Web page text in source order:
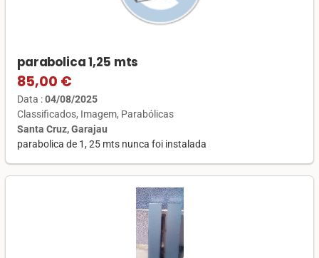
parabolica 1,25 mts
85,00 €
Data :04/08/2025
Classificados Imagem Parabólicas
Santa Cruz, Garajau
parabolica de 1, 25 mts nunca foi instalada